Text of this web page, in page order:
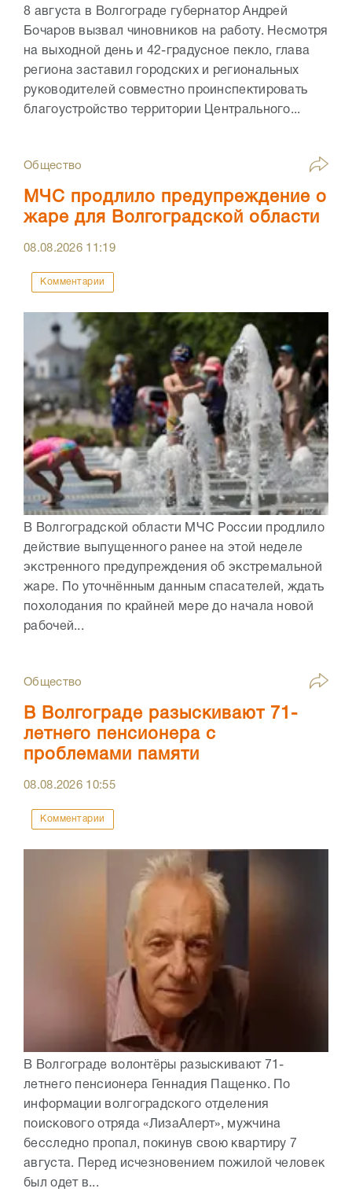
8 августа в Волгограде губернатор Андрей
Бочаров вызвал чиновников на работу. Несмотря
на выходной день и 42-градусное пекло, глава
региона заставил городских и региональных
руководителей совместно проинспектировать
благоустройство территории Центрального...
Общество
МЧС продлило предупреждение о
жаре для Волгоградской области
08.08.2026 11:19
Комментарии
В Волгоградской области МЧС России продлило
действие выпущенного ранее на этой неделе
экстренного предупреждения об экстремальной
жаре. По уточнённым данным спасателей, ждать
похолодания по крайней мере до начала новой
рабочей...
Общество
В Волгограде разыскивают 71-
летнего пенсионера с
проблемами памяти
08.08.2026 10:55
Комментарии
В Волгограде волонтёры разыскивают 71-
летнего пенсионера Геннадия Пащенко. По
информации волгоградского отделения
поискового отряда «ЛизаАлерт», мужчина
бесследно пропал, покинув свою квартиру 7
августа. Перед исчезновением пожилой человек
был одет в...